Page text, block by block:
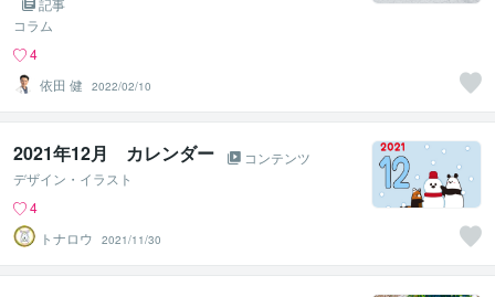
記事
コラム
4
依田 健
2022/02/10
2021年12月 カレンダー
コンテンツ
デザイン・イラスト
4
トナロウ
2021/11/30